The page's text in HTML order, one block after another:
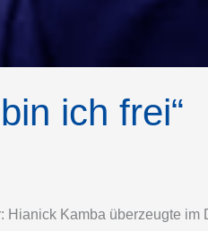
ich frei“
Kamba überzeugte